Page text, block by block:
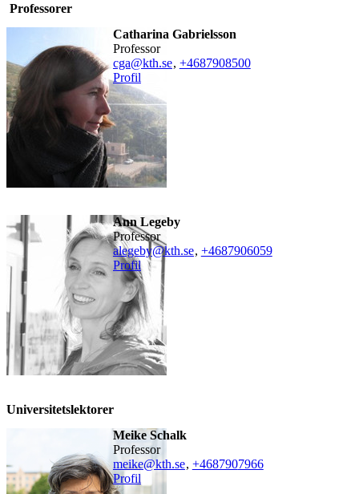
Professorer
Catharina Gabrielsson
professor
cga@kth.se, +4687908500
Profil
Ann Legeby
professor
alegeby@kth.se, +4687906059
Profil
Universitetslektorer
Meike Schalk
professor
meike@kth.se, +4687907966
Profil